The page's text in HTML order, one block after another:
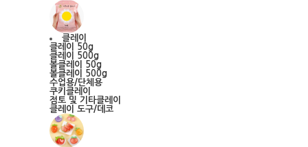
클레이
클레이 50g
클레이 500g
볼클레이 50g
볼클레이 500g
수업용/단체용
쿠키클레이
점토 및 기타클레이
클레이 도구/데코